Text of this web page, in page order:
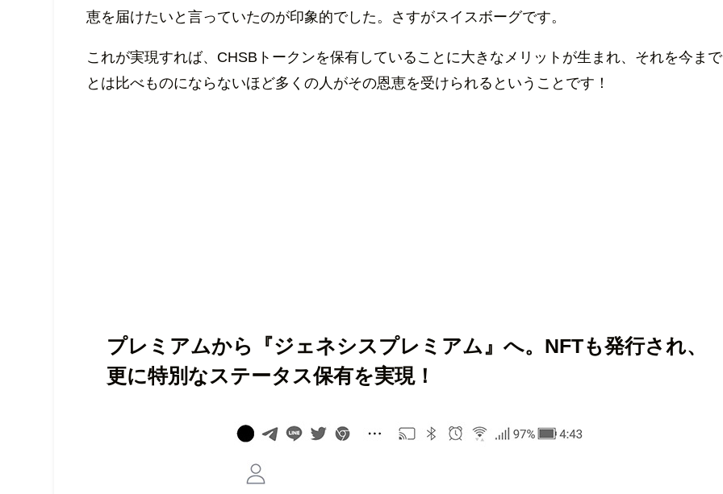
恵を届けたいと言っていたのが印象的でした。さすがスイスボーグです。
これが実現すれば、CHSBトークンを保有していることに大きなメリットが生まれ、それを今まで
とは比べものにならないほど多くの人がその恩恵を受けられるということです！
プレミアムから『ジェネシスプレミアム』へ。NFTも発行され、
更に特別なステータス保有を実現！